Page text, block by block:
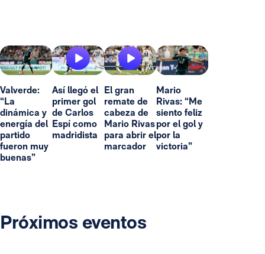
Valverde:
“La
dinámica y
energía del
partido
fueron muy
buenas”
Así llegó el
primer gol
de Carlos
Espí como
madridista
El gran
remate de
cabeza de
Mario Rivas
para abrir el
marcador
Mario
Rivas: “Me
siento feliz
por el gol y
por la
victoria”
Próximos eventos